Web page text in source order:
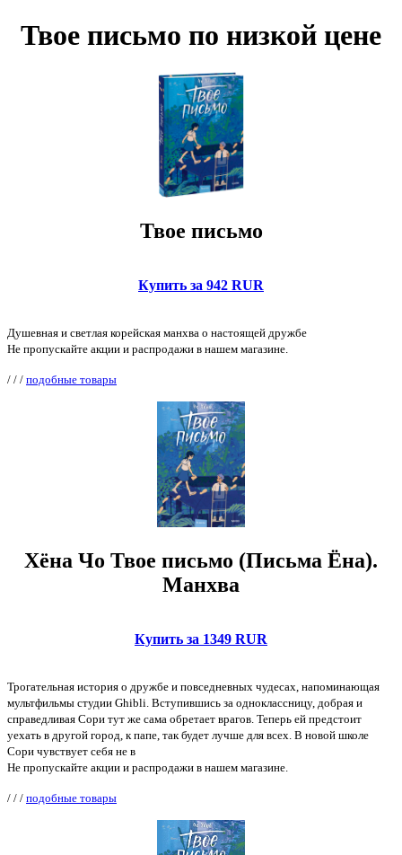
Твое письмо по низкой цене
Твое письмо
Купить за 942 RUR
Душевная и светлая корейская манхва о настоящей дружбе
Не пропускайте акции и распродажи в нашем магазине.
/ / / подобные товары
Хёна Чо Твое письмо (Письма Ёна).
Манхва
Купить за 1349 RUR
Трогательная история о дружбе и повседневных чудесах, напоминающая
мультфильмы студии Ghibli. Вступившись за одноклассницу, добрая и
справедливая Сори тут же сама обретает врагов. Теперь ей предстоит
уехать в другой город, к папе, так будет лучше для всех. В новой школе
Сори чувствует себя не в
Не пропускайте акции и распродажи в нашем магазине.
/ / / подобные товары